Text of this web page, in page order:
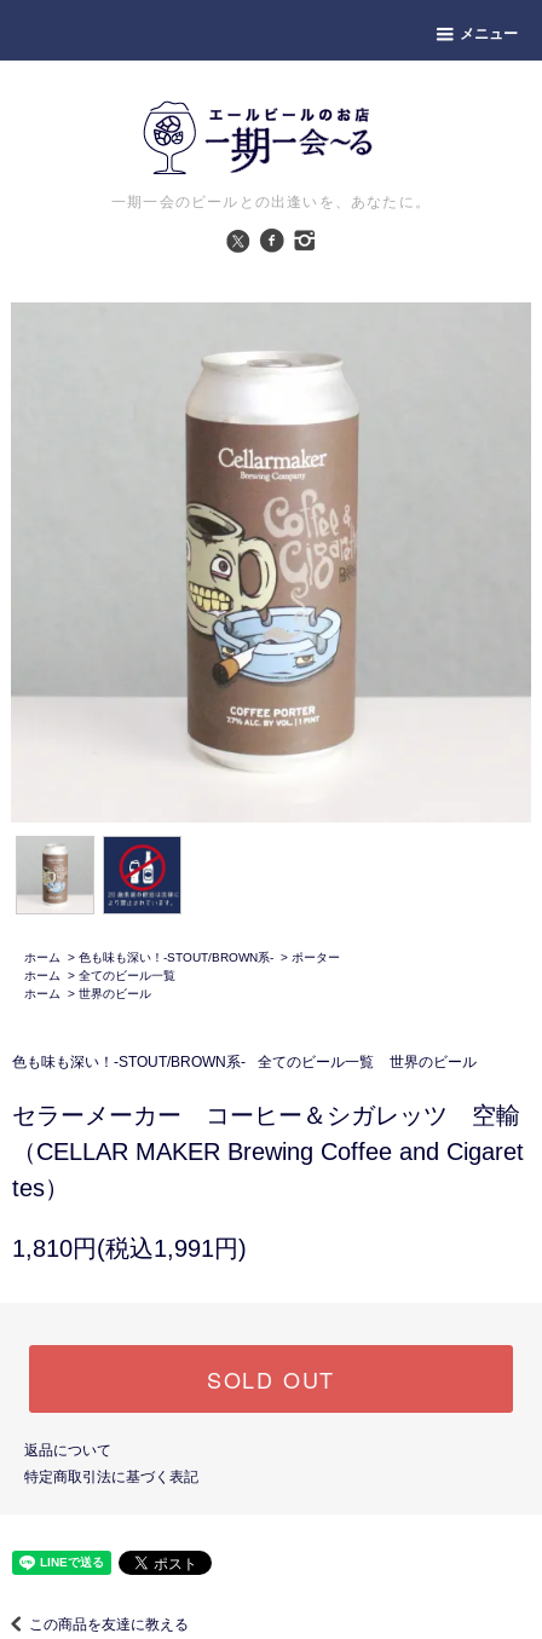
メニュー
一期一会のビールとの出逢いを、あなたに。
ホーム > 色も味も深い！-STOUT/BROWN系- > ポーター
ホーム
> 全てのビール一覧
ホーム
> 世界のビール
色も味も深い！-STOUT/BROWN系- 全てのビール一覧 世界のビール
セラーメーカー コーヒー＆シガレッツ 空輸
（CELLAR MAKER Brewing Coffee and Cigaret
tes）
1,810円(税込1,991円)
SOLD OUT
返品について
特定商取引法に基づく表記
この商品を友達に教える